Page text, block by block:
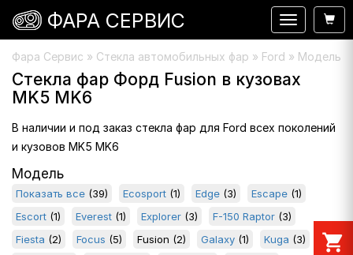
Фара Сервис » Стекла автомобильных фар » Ford » Модель :
Стекла фар Форд Fusion в кузовах
MK5 MK6
В наличии и под заказ стекла фар для Ford всех поколений
и кузовов MK5 MK6
Модель
Показать все (39) Ecosport (1) Edge (3) Escape (1)
Escort (1) Everest (1) Explorer (3) F-150 Raptor (3)
Fiesta (2) Focus (5) Fusion (2) Galaxy (1) Kuga (3)
Навигация
ФАРА СЕРВИС
shopping_cart